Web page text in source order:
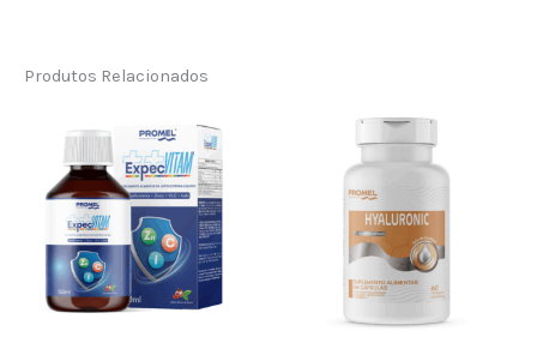
Produtos Relacionados